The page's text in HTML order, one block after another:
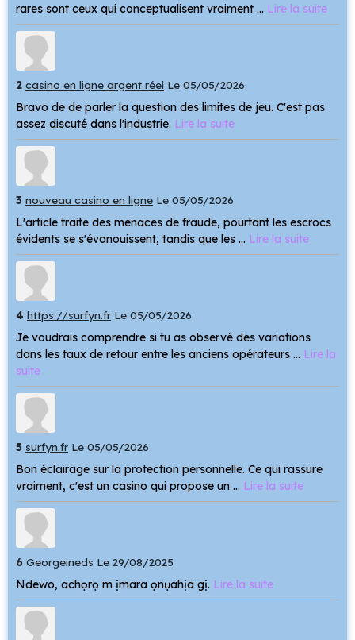
rares sont ceux qui conceptualisent vraiment ... Lire la suite
2 casino en ligne argent réel Le 05/05/2026
Bravo de de parler la question des limites de jeu. C'est pas
assez discuté dans l'industrie. Lire la suite
3 nouveau casino en ligne Le 05/05/2026
L'article traite des menaces de fraude, pourtant les escrocs
évidents se s'évanouissent, tandis que les ... Lire la suite
4 https://surfyn.fr Le 05/05/2026
Je voudrais comprendre si tu as observé des variations
dans les taux de retour entre les anciens opérateurs ... Lire la
suite
5 surfyn.fr Le 05/05/2026
Bon éclairage sur la protection personnelle. Ce qui rassure
vraiment, c'est un casino qui propose un ... Lire la suite
6 Georgeineds Le 29/08/2025
Ndewo, achọrọ m ịmara ọnụahịa gị. Lire la suite